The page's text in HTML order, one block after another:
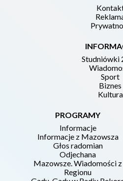
Studniówki
Sport
Biznes
Kultura
PROGRAMY
Informacje
Informacje z Mazowsza
Głos radomian
Odjechana
Mazowsze. Wiadomości z
Regionu